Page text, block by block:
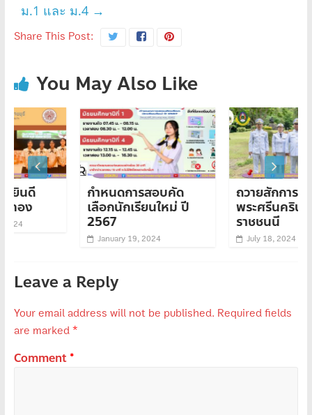
ม.1 และ ม.4 →
Share This Post:
You May Also Like
กำหนดการสอบคัด
เลือกนักเรียนใหม่ ปี
January 19, 2024
ถวายสักการะสมเด็จ
พระศรีนครินทราบรม
July 18, 2024
Leave a Reply
Your email address will not be published. Required fields
are marked *
Comment *